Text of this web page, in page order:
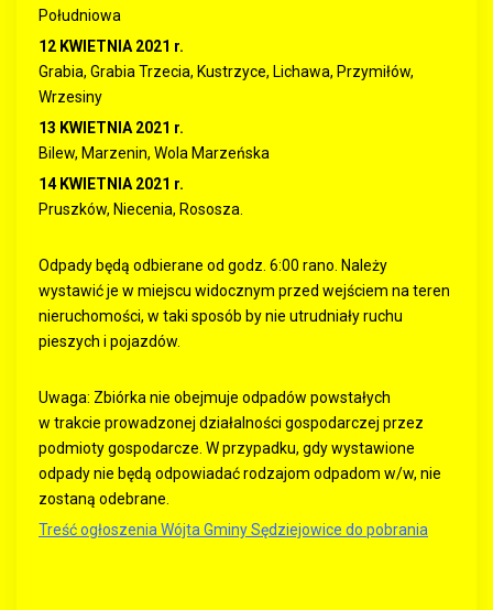
Południowa
12 KWIETNIA 2021 r.
Grabia, Grabia Trzecia, Kustrzyce, Lichawa, Przymiłów,
Wrzesiny
13 KWIETNIA 2021 r.
Bilew, Marzenin, Wola Marzeńska
14 KWIETNIA 2021 r.
Pruszków, Niecenia, Rososza.
Odpady będą odbierane od godz. 6:00 rano. Należy
wystawić je w miejscu widocznym przed wejściem na teren
nieruchomości, w taki sposób by nie utrudniały ruchu
pieszych i pojazdów.
Uwaga: Zbiórka nie obejmuje odpadów powstałych
w trakcie prowadzonej działalności gospodarczej przez
podmioty gospodarcze. W przypadku, gdy wystawione
odpady nie będą odpowiadać rodzajom odpadom w/w, nie
zostaną odebrane.
Treść ogłoszenia Wójta Gminy Sędziejowice do pobrania